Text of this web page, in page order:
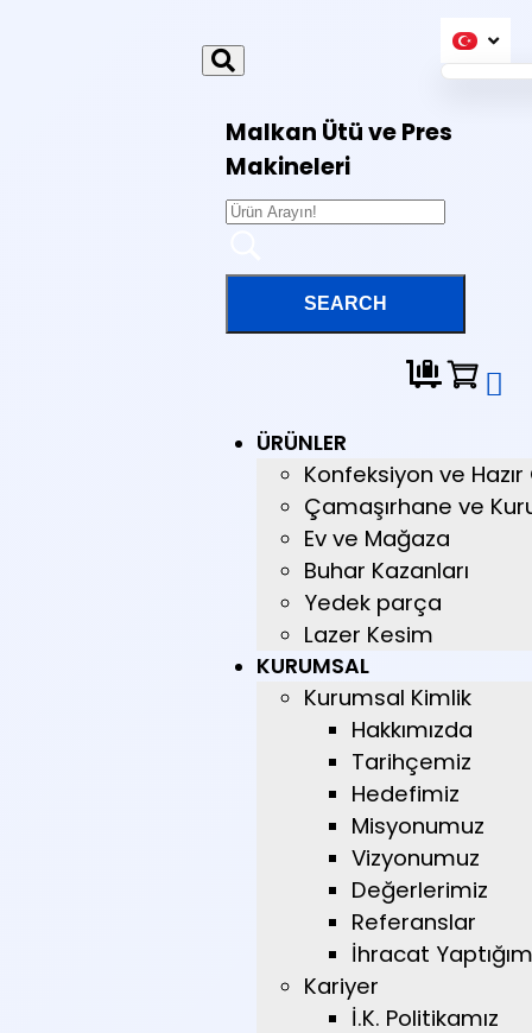
Malkan Ütü ve Pres
Makineleri
ÜRÜNLER
Konfeksiyon ve
Çamaşırhane ve
Ev ve Mağaza
Buhar Kazanları
Yedek parça
Lazer Kesim
KURUMSAL
Kurumsal Kimlik
Hakkımızda
Tarihçemiz
Hedefimiz
Misyonumuz
Vizyonumuz
Değerlerimiz
Referanslar
İhracat
Kariyer
İ.K. Politikamız